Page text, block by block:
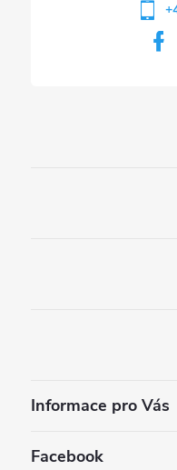
Informace pro Vás
Facebook